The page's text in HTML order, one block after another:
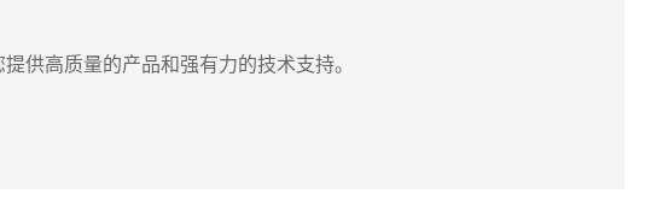
供高质量的产品和强有力的技术支持。